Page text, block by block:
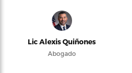
Lic Alexis Quiñones
Abogado